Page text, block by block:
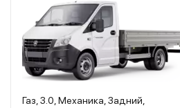
Газ, 3.0, Механика, Задний,